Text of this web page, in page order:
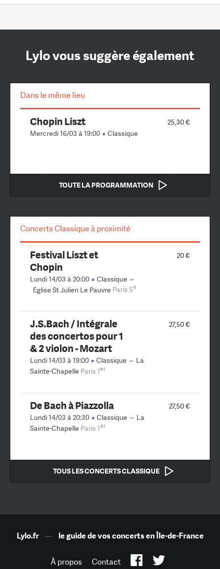
Lylo vous suggère également
Dans le même lieu
25,30 €
Chopin Liszt
Mercredi 16/03 à 19:00 Classique
TOUTE LA PROGRAMMATION
Concerts Classique à proximité
20 €
Festival Liszt et
Chopin
Lundi 14/03 à 20:00 Classique –
Eglise St Julien Le Pauvre Paris 5e
27,50 €
J.S.Bach / Intégrale
des concertos pour 1
& 2 violon - Mozart
Lundi 14/03 à 19:00 Classique – La
Sainte-Chapelle Paris 1er
27,50 €
De Bach à Piazzolla
Lundi 14/03 à 20:30 Classique – La
Sainte-Chapelle Paris 1er
TOUS LES CONCERTS CLASSIQUE
Lylo.fr— le guide de vos concerts en Île-de-France
À propos Contact